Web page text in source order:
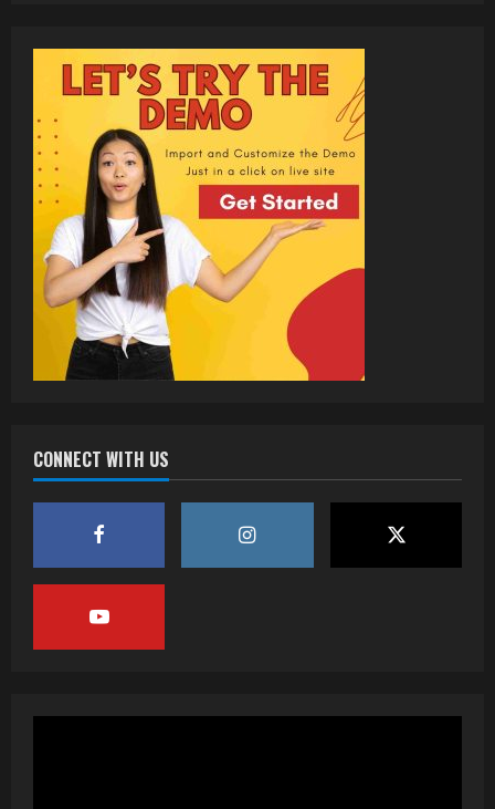
CONNECT WITH US
वर्ल्डवाइड रिकॉर्ड्स भोजपुरी का नया धमाकेदार गाना
जल्द, दुबई की खूबसूरत लोकेशन्स पर हो रही है
July 16, 2026